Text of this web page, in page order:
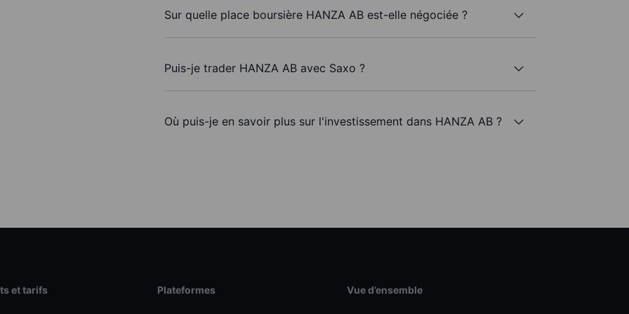
Sur quelle place boursière HANZA AB est-elle négociée ?
Puis-je trader HANZA AB avec Saxo ?
Où puis-je en savoir plus sur l'investissement dans HANZA AB ?
et tarifs Plateformes Vue d’ensemble